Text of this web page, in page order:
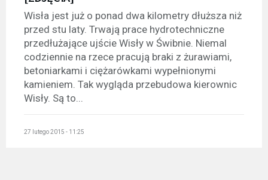
Wisła jest już o ponad dwa kilometry dłuższa niż
przed stu laty. Trwają prace hydrotechniczne
przedłużające ujście Wisły w Świbnie. Niemal
codziennie na rzece pracują braki z żurawiami,
betoniarkami i ciężarówkami wypełnionymi
kamieniem. Tak wygląda przebudowa kierownic
Wisły. Są to...
27 lutego 2015 - 11:25